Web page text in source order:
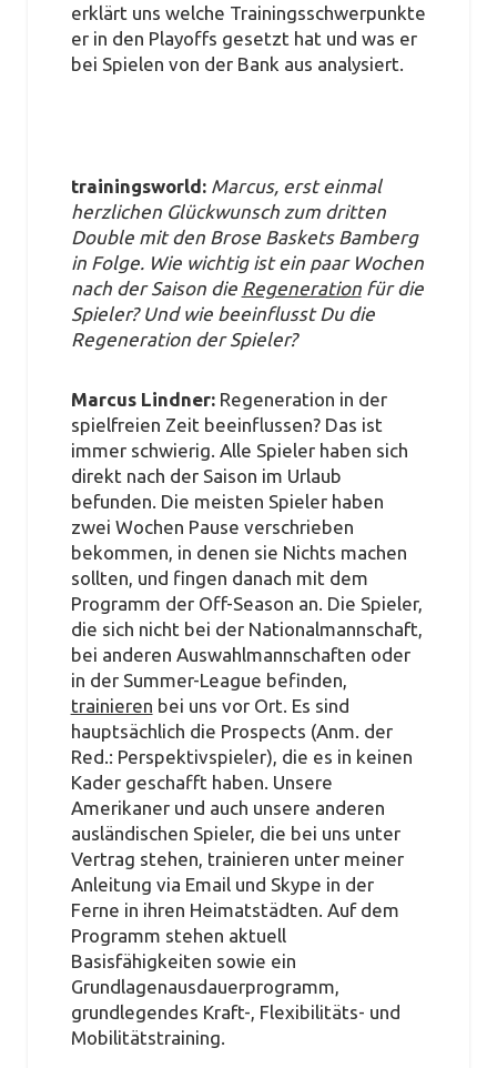
erklärt uns welche Trainingsschwerpunkte
er in den Playoffs gesetzt hat und was er
bei Spielen von der Bank aus analysiert.
trainingsworld: Marcus, erst einmal
herzlichen Glückwunsch zum dritten
Double mit den Brose Baskets Bamberg
in Folge. Wie wichtig ist ein paar Wochen
nach der Saison die Regenerationfür die
Spieler? Und wie beeinflusst Du die
Regeneration der Spieler?
Marcus Lindner: Regeneration in der
spielfreien Zeit beeinflussen? Das ist
immer schwierig. Alle Spieler haben sich
direkt nach der Saison im Urlaub
befunden. Die meisten Spieler haben
zwei Wochen Pause verschrieben
bekommen, in denen sie Nichts machen
sollten, und fingen danach mit dem
Programm der Off-Season an. Die Spieler,
die sich nicht bei der Nationalmannschaft,
bei anderen Auswahlmannschaften oder
in der Summer-League befinden,
trainieren bei uns vor Ort. Es sind
hauptsächlich die Prospects (Anm. der
Red.: Perspektivspieler), die es in keinen
Kader geschafft haben. Unsere
Amerikaner und auch unsere anderen
ausländischen Spieler, die bei uns unter
Vertrag stehen, trainieren unter meiner
Anleitung via Email und Skype in der
Ferne in ihren Heimatstädten. Auf dem
Programm stehen aktuell
Basisfähigkeiten sowie ein
Grundlagenausdauerprogramm,
grundlegendes Kraft-, Flexibilitäts- und
Mobilitätstraining.